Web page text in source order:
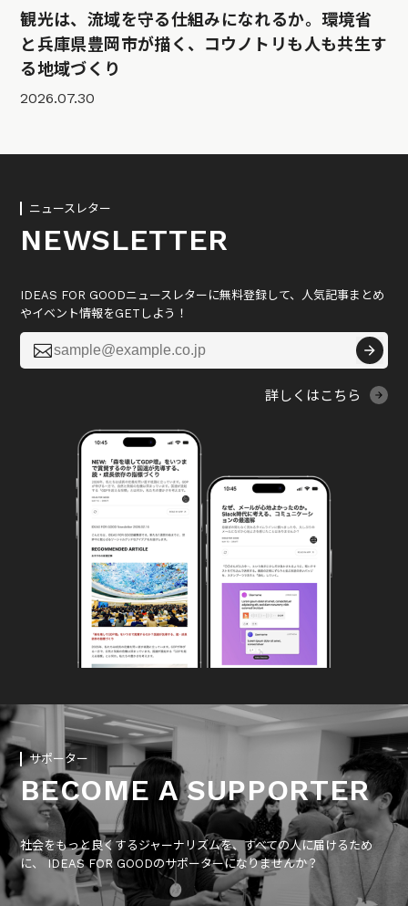
観光は、流域を守る仕組みになれるか。環境省
と兵庫県豊岡市が描く、コウノトリも人も共生す
る地域づくり
2026.07.30
ニュースレター
NEWSLETTER
IDEAS FOR GOODニュースレターに無料登録して、人気記事まとめ
やイベント情報をGETしよう！

詳しくはこちら
サポーター
BECOME A SUPPORTER
社会をもっと良くするジャーナリズムを、すべての人に届けるため
に、 IDEAS FOR GOODのサポーターになりませんか？